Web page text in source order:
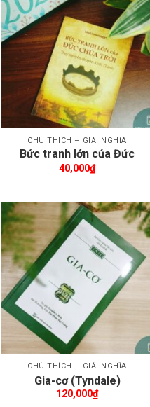
Thêm wishlist
CHÚ THÍCH – GIẢI NGHĨA
Bức tranh lớn của Đức
Chúa Trời
40,000₫
Thêm wishlist
CHÚ THÍCH – GIẢI NGHĨA
Gia-cơ (Tyndale)
120,000₫